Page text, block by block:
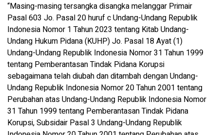
“Masing-masing tersangka disangka melanggar Primair
Pasal 603 Jo. Pasal 20 huruf c Undang-Undang Republik
Indonesia Nomor 1 Tahun 2023 tentang Kitab Undang-
Undang Hukum Pidana (KUHP) Jo. Pasal 18 Ayat (1)
Undang-Undang Republik Indonesia Nomor 31 Tahun 1999
tentang Pemberantasan Tindak Pidana Korupsi
sebagaimana telah diubah dan ditambah dengan Undang-
Undang Republik Indonesia Nomor 20 Tahun 2001 tentang
Perubahan atas Undang-Undang Republik Indonesia Nomor
31 Tahun 1999 tentang Pemberantasan Tindak Pidana
Korupsi, Subsidair Pasal 3 Undang-Undang Republik